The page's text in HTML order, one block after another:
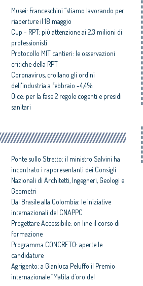
Musei: Franceschini “stiamo lavorando per
riaperture il 18 maggio
Cup - RPT: più attenzione ai 2,3 milioni di
professionisti
Protocollo MIT cantieri: le osservazioni
critiche della RPT
Coronavirus, crollano gli ordini
dell'industria a febbraio -4,4%
Oice: per la fase 2 regole cogenti e presidi
sanitari
Ponte sullo Stretto: il ministro Salvini ha
incontrato i rappresentanti dei Consigli
Nazionali di Architetti, Ingegneri, Geologi e
Geometri
Dal Brasile alla Colombia: le iniziative
internazionali del CNAPPC
Progettare Accessibile: on line il corso di
formazione
Programma CONCRETO: aperte le
candidature
Agrigento: a Gianluca Peluffo il Premio
internazionale “Matita d’oro del